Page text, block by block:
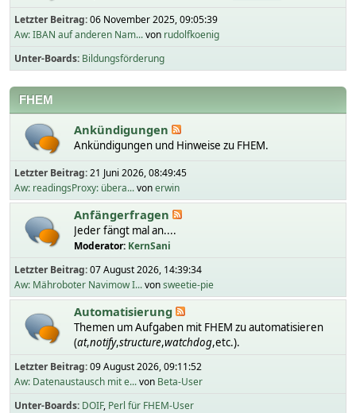
Letzter Beitrag:06 November 2025, 09:05:39
Aw: IBAN auf anderen Nam...von rudolfkoenig
Unter-Boards Bildungsförderung
FHEM
Ankündigungen
Ankündigungen und Hinweise zu FHEM.
Letzter Beitrag:21 Juni 2026, 08:49:45
Aw: readingsProxy: übera...vonerwin
Anfängerfragen
Jeder fängt mal an....
Moderator: KernSani
Letzter Beitrag:07 August 2026, 14:39:34
Aw: Mähroboter Navimow I...vonsweetie-pie
Automatisierung
Themen um Aufgaben mit FHEM zu automatisieren
(at,notify,structure,watchdog,etc.).
Letzter Beitrag:09 August 2026, 09:11:52
Aw: Datenaustausch mit e...von Beta-User
Unter-Boards DOIF Perl für FHEM-User